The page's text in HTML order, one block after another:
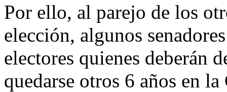
Por ello, al parejo de los
elección, algunos
electores quienes deberán
quedarse otros 6 años en